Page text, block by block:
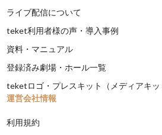
ライブ配信について
teket利用者様の声・導入事例
資料・マニュアル
登録済み劇場・ホール一覧
teketロゴ・プレスキット（メディアキッ
運営会社情報
利用規約